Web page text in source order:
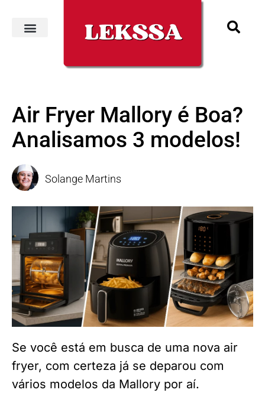
Air Fryer Mallory é Boa?
Analisamos 3 modelos!
Solange Martins
Se você está em busca de uma nova air
fryer, com certeza já se deparou com
vários modelos da Mallory por aí.